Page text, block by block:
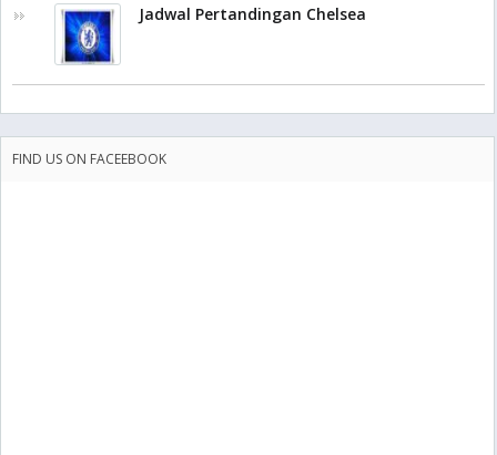
Jadwal Pertandingan Chelsea
FIND US ON FACEEBOOK